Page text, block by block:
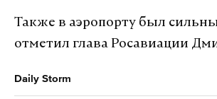
Также в аэропорту был
отметил глава Росавиации
Daily Storm